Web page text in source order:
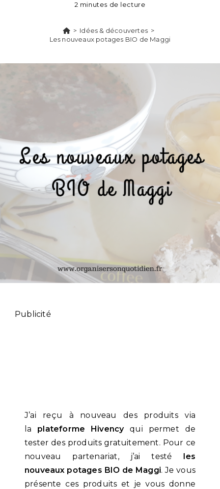
2 minutes de lecture
> Idées & découvertes >
Les nouveaux potages BIO de Maggi
Publicité
J’ai reçu à nouveau des produits via
la plateforme Hivencyqui permet de
tester des produits gratuitement. Pour ce
nouveau partenariat, j’ai testé les
nouveaux potages BIO de Maggi. Je vous
présente ces produits et je vous donne